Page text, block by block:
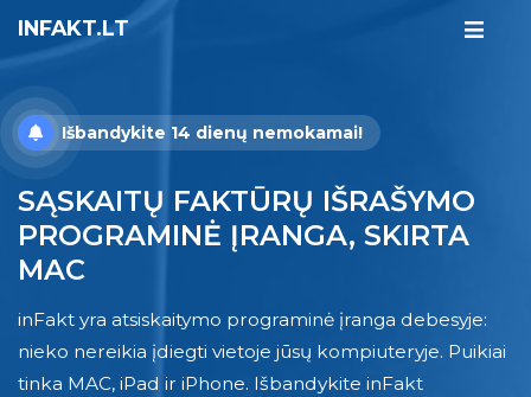
INFAKT.LT
Išbandykite 14 dienų nemokamai!
SĄSKAITŲ FAKTŪRŲ IŠRAŠYMO
PROGRAMINĖ ĮRANGA, SKIRTA
MAC
inFakt yra atsiskaitymo programinė įranga debesyje:
nieko nereikia įdiegti vietoje jūsų kompiuteryje. Puikiai
tinka MAC, iPad ir iPhone. Išbandykite inFakt